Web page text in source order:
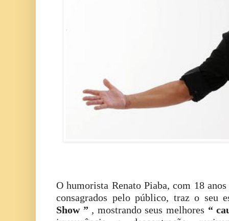
O humorista Renato Piaba, com 18
consagrados pelo público, traz o seu
Show ” , mostrando seus melhores “